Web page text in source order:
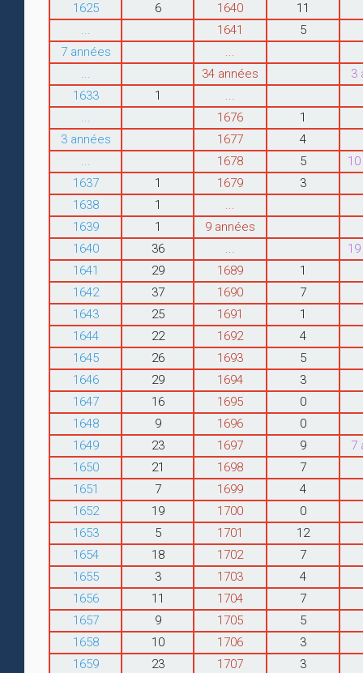
1625 6 1640
11
...
1641
5
7 années
...
...
34 années
3
1633
1
...
...
1676
1
3 années
1677
4
...
1678 5
1637
1 1679
3
1638
1
...
1639
1
9 années
1640
36 ...
1641
29 1689
1
1642
37 1690
7
1643
25 1691
1
1644
22 1692
4
1645
26 1693
5
1646
29 1694
3
1647
16 1695
0
1648
9 1696
0
1649
23 1697 9
7
1650
21 1698
7
1651
7 1699
4
1652
19 1700
0
1653
5 1701
12
1654
18 1702
7
1655
3 1703
4
1656
11 1704
7
1657
9 1705
5
1658
10 1706
3
1659
23 1707
3